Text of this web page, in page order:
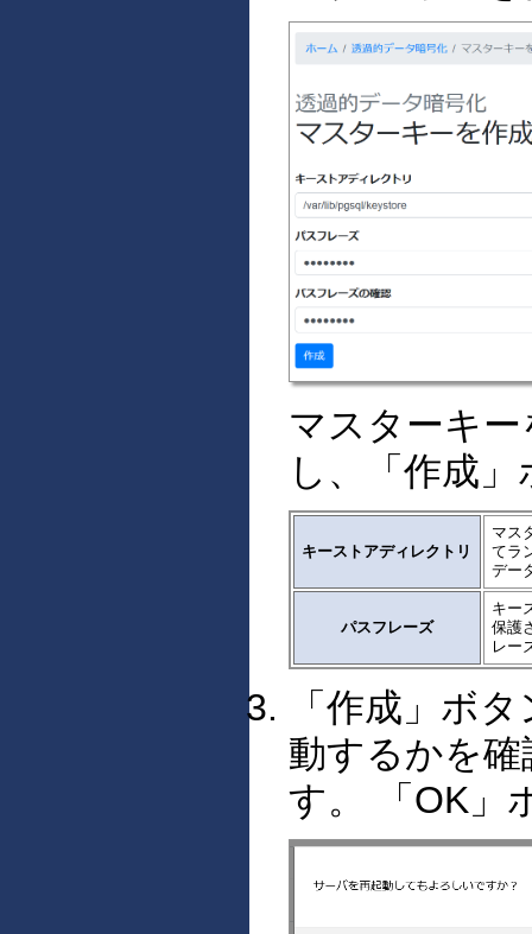
マスターキ
し、「作成
キーストアディレクトリ
マス
てラ
デー
パスフレーズ
キー
保護
レー
「作成」ボ
動するかを
す。 「OK」